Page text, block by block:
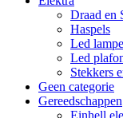
Draad en
Haspels
Led
Led
Stekkers
Geen categorie
Gereedschappen